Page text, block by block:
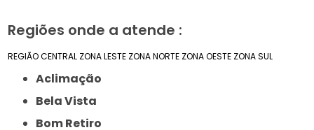
Regiões onde a atende :
REGIÃO CENTRAL ZONA LESTE ZONA NORTE ZONA OESTE ZONA SUL
Aclimação
Bela Vista
Bom Retiro